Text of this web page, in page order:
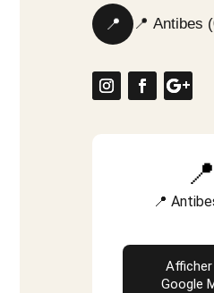
📍 📍 Antibes
📍
📍
Google